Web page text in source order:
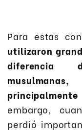
Para estas
utilizaron
diferencia
embargo,
perdió